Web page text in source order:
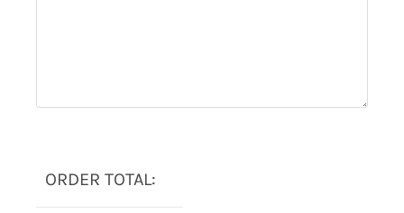
ORDER TOTAL: